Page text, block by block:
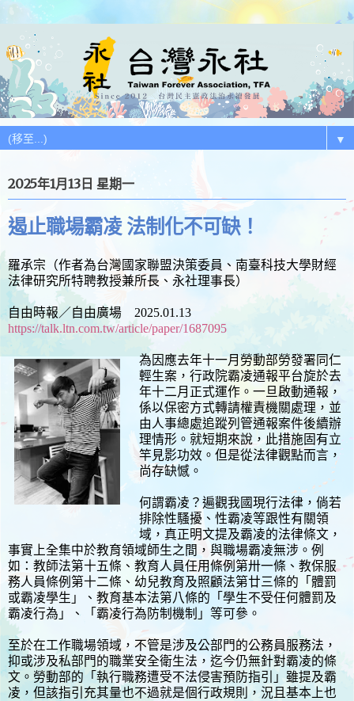
▼
2025年1月13日 星期一
遏止職場霸凌 法制化不可缺！
羅承宗（作者為台灣國家聯盟決策委員、南臺科技大學財經
法律研究所特聘教授兼所長、永社理事長）
自由時報／自由廣場 2025.01.13
https://talk.ltn.com.tw/article/paper/1687095
為因應去年十一月勞動部勞發署同仁
輕生案，行政院霸凌通報平台旋於去
年十二月正式運作。一旦啟動通報，
係以保密方式轉請權責機關處理，並
由人事總處追蹤列管通報案件後續辦
理情形。就短期來說，此措施固有立
竿見影功效。但是從法律觀點而言，
尚存缺憾。
何謂霸凌？遍觀我國現行法律，倘若
排除性騷擾、性霸凌等跟性有關領
域，真正明文提及霸凌的法律條文，
事實上全集中於教育領域師生之間，與職場霸凌無涉。例
如：教師法第十五條、教育人員任用條例第卅一條、教保服
務人員條例第十二條、幼兒教育及照顧法第廿三條的「體罰
或霸凌學生」、教育基本法第八條的「學生不受任何體罰及
霸凌行為」、「霸凌行為防制機制」等可參。
至於在工作職場領域，不管是涉及公部門的公務員服務法，
抑或涉及私部門的職業安全衛生法，迄今仍無針對霸凌的條
文。勞動部的「執行職務遭受不法侵害預防指引」雖提及霸
凌，但該指引充其量也不過就是個行政規則，況且基本上也